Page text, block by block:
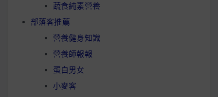
蔬食純素營養
部落客推薦
營養健身知識
營養師報報
蛋白男女
小麥客